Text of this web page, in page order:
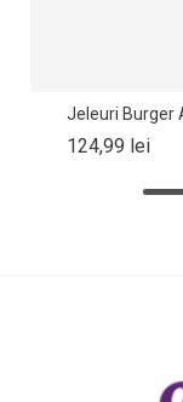
Jeleuri Burger
124,99 leiPret